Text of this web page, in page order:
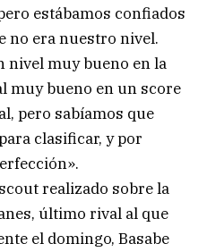
estábamos confiados
no era nuestro nivel.
muy bueno en la
muy bueno en un score
pero sabíamos que
clasificar, y por
realizado sobre la
último rival al que
el domingo, Basabe